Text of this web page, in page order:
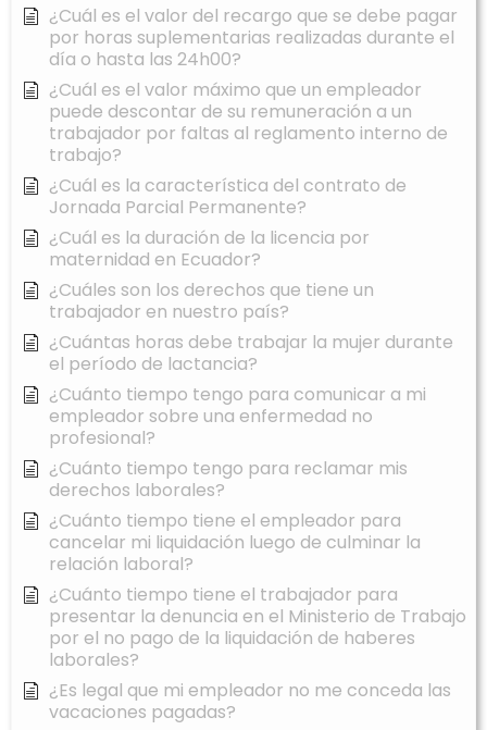
¿Cuál es el valor del recargo que se debe pagar
por horas suplementarias realizadas durante el
día o hasta las 24h00?
¿Cuál es el valor máximo que un empleador
puede descontar de su remuneración a un
trabajador por faltas al reglamento interno de
trabajo?
¿Cuál es la característica del contrato de
Jornada Parcial Permanente?
¿Cuál es la duración de la licencia por
maternidad en Ecuador?
¿Cuáles son los derechos que tiene un
trabajador en nuestro país?
¿Cuántas horas debe trabajar la mujer durante
el período de lactancia?
¿Cuánto tiempo tengo para comunicar a mi
empleador sobre una enfermedad no
profesional?
¿Cuánto tiempo tengo para reclamar mis
derechos laborales?
¿Cuánto tiempo tiene el empleador para
cancelar mi liquidación luego de culminar la
relación laboral?
¿Cuánto tiempo tiene el trabajador para
presentar la denuncia en el Ministerio de Trabajo
por el no pago de la liquidación de haberes
laborales?
¿Es legal que mi empleador no me conceda las
vacaciones pagadas?